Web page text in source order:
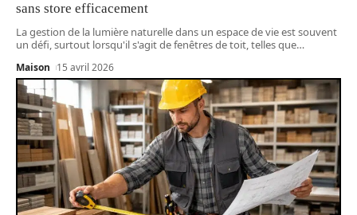
sans store efficacement
La gestion de la lumière naturelle dans un espace de vie est souvent
un défi, surtout lorsqu'il s'agit de fenêtres de toit, telles que…
Maison 15 avril 2026